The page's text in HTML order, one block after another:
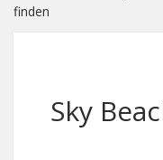
finden
Sky